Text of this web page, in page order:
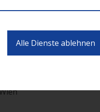
Alle Dienste ablehnen